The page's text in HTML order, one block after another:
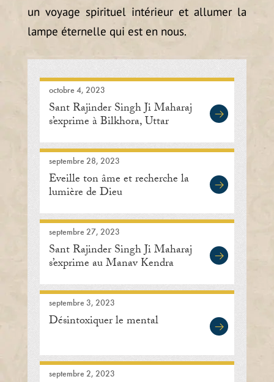
un voyage spirituel intérieur et allumer la
lampe éternelle qui est en nous.
octobre 4, 2023
Sant Rajinder Singh Ji Maharaj
s’exprime à Bilkhora, Uttar
septembre 28, 2023
Eveille ton âme et recherche la
lumière de Dieu
septembre 27, 2023
Sant Rajinder Singh Ji Maharaj
s’exprime au Manav Kendra
septembre 3, 2023
Désintoxiquer le mental
septembre 2, 2023